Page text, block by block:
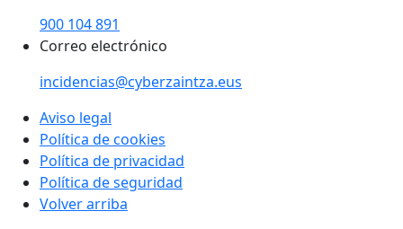
900 104 891
Correo electrónico
incidencias@cyberzaintza.eus
Aviso legal
Política de cookies
Política de privacidad
Política de seguridad
Volver arriba